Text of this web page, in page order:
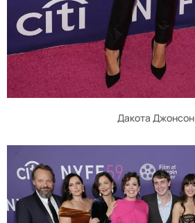
Дакота Джонсон